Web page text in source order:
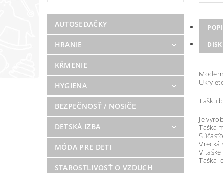
AUTOSEDAČKY
HRANIE
KŔMENIE
HYGIENA
BEZPEČNOSŤ / NOSIČE
DETSKÁ IZBA
MÓDA PRE DETI
STAROSTLIVOSŤ O VZDUCH
Tašku
Je
Taška
V
Taška